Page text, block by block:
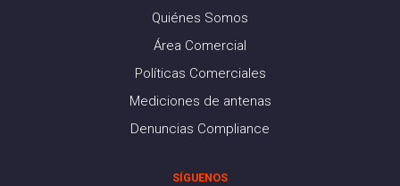
Quiénes Somos
Área Comercial
Políticas Comerciales
Mediciones de antenas
Denuncias Compliance
SÍGUENOS